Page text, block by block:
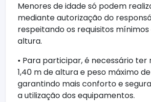
Menores de idade só podem
mediante autorização do
respeitando os requisitos
altura.
• Para participar, é necessário ter
1,40 m de altura e peso máximo de
garantindo mais conforto e
a utilização dos equipamentos.